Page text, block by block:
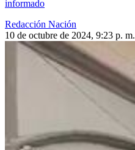
informado
Redacción Nación
10 de octubre de 2024, 9:23 p. m.